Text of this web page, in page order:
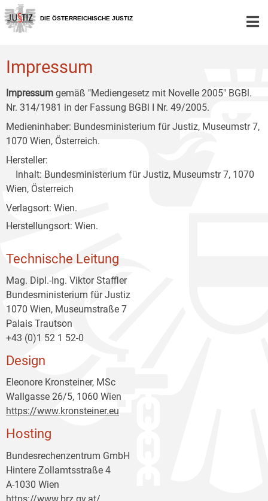
Zur
Hauptnavigation
[1]
Zum
Inhalt
[2]
Zum
Untermenü
[3]
DIE ÖSTERREICHISCHE JUSTIZ
Impressum
Impressum gemäß "Mediengesetz mit Novelle 2005" BGBl.
Nr. 314/1981 in der Fassung BGBl I Nr. 49/2005.
Medieninhaber: Bundesministerium für Justiz, Museumstr 7,
1070 Wien, Österreich.
Hersteller:
Inhalt: Bundesministerium für Justiz, Museumstr 7, 1070
Wien, Österreich
Verlagsort: Wien.
Herstellungsort: Wien.
Technische Leitung
Mag. Dipl.-Ing. Viktor Staffler
Bundesministerium für Justiz
1070 Wien, Museumstraße 7
Palais Trautson
+43 (0)1 52 1 52-0
Design
Eleonore Kronsteiner, MSc
Wallgasse 26/5, 1060 Wien
https://www.kronsteiner.eu
Hosting
Bundesrechenzentrum GmbH
Hintere Zollamtsstraße 4
A-1030 Wien
https://www.brz.gv.at/